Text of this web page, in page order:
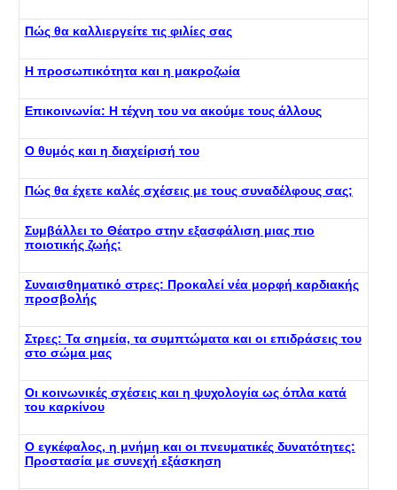
Πώς θα καλλιεργείτε τις φιλίες σας
Η προσωπικότητα και η μακροζωία
Επικοινωνία: Η τέχνη του να ακούμε τους άλλους
Ο θυμός και η διαχείρισή του
Πώς θα έχετε καλές σχέσεις με τους συναδέλφους σας;
Συμβάλλει το Θέατρο στην εξασφάλιση μιας πιο
ποιοτικής ζωής;
Συναισθηματικό στρες: Προκαλεί νέα μορφή καρδιακής
προσβολής
Στρες: Τα σημεία, τα συμπτώματα και οι επιδράσεις του
στο σώμα μας
Οι κοινωνικές σχέσεις και η ψυχολογία ως όπλα κατά
του καρκίνου
Ο εγκέφαλος, η μνήμη και οι πνευματικές δυνατότητες:
Προστασία με συνεχή εξάσκηση